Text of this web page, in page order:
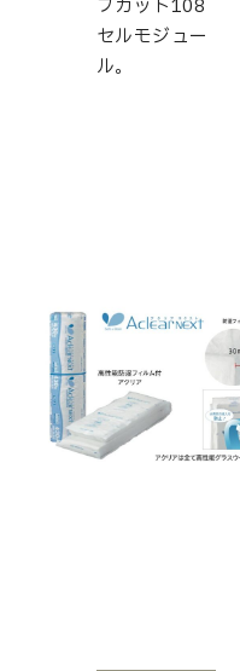
フカット108
セルモジュー
ル。